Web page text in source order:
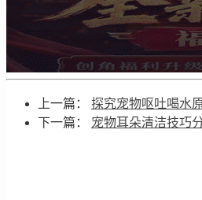
上一篇： 探究宠物呕吐喝水
下一篇： 宠物耳朵清洁技巧